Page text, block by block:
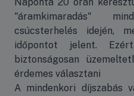
"áramkimaradás"
csúcsterhelés idején,
időpontot jelent.
biztonságosan
érdemes választani
A mindenkori díjszabás